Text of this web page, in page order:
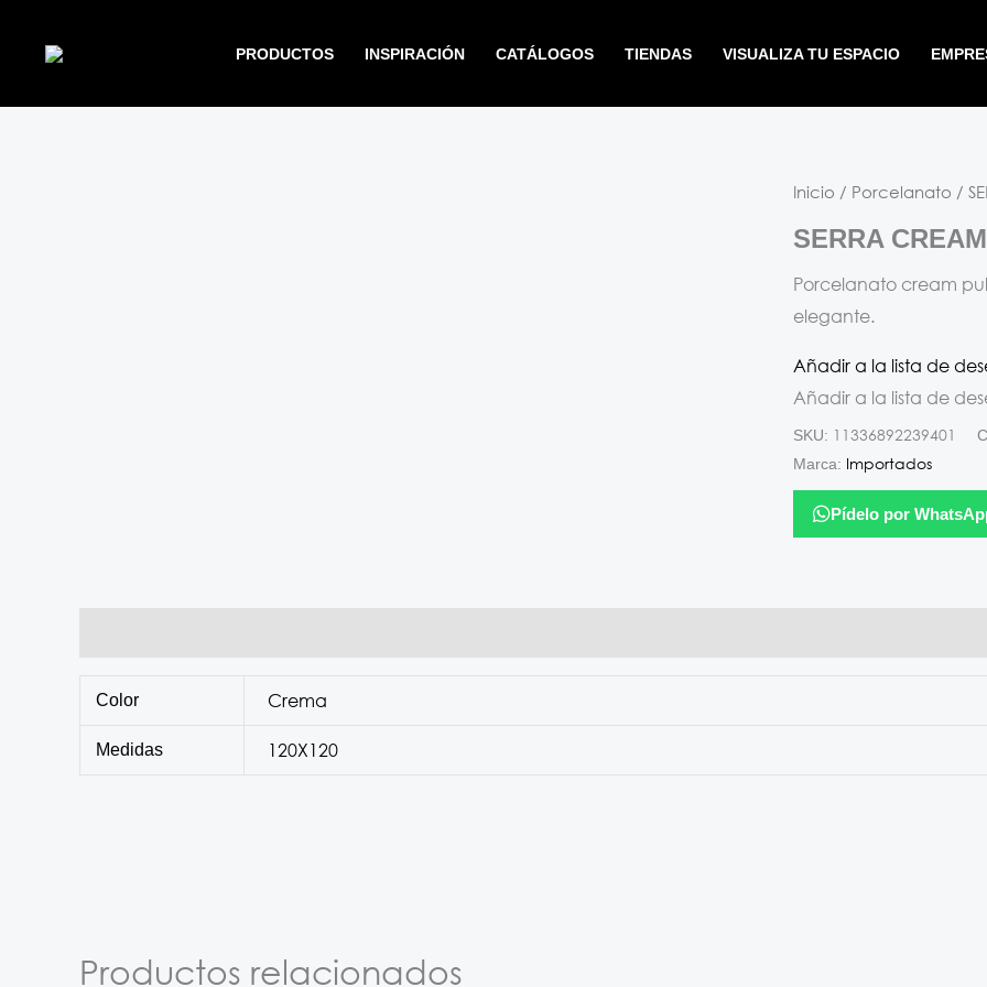
PRODUCTOS INSPIRACIÓN CATÁLOGOS TIENDAS VISUALIZA TU ESPACIO
Inicio / Porcelanato /
SERRA CREAM
Porcelanato cream
elegante.
Añadir a la lista de
Añadir a la lista de
SKU: 11336892239401
Marca: Importados
Pídelo por
Color Crema
Medidas 120X120
Productos relacionados